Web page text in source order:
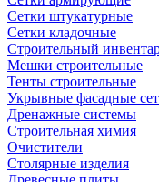
Сетки штукатурные
Сетки кладочные
Строительный
Мешки строительные
Тенты строительные
Укрывные фасадные
Дренажные системы
Строительная химия
Очистители
Столярные изделия